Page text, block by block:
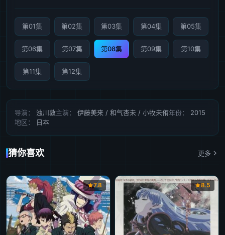
第01集 第02集 第03集 第04集 第05集
第06集 第07集 第08集 第09集 第10集
第11集 第12集
导演： 浊川敦主演： 伊藤美来 / 和气杏未 / 小牧未侑年份：
2015
地区：
日本
猜你喜欢 更多
7.8 8.5